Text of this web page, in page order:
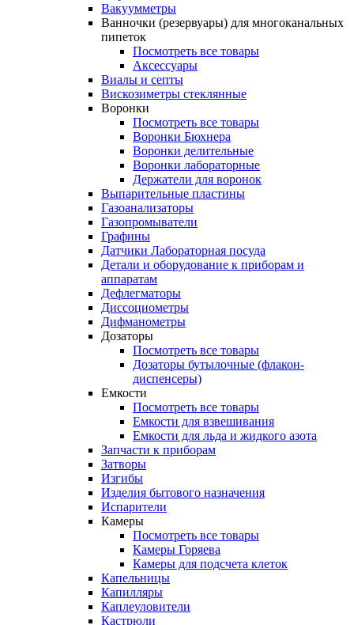
Вакуумметры
Ванночки (резервуары) для многоканальных
пипеток
Посмотреть все товары
Аксессуары
Виалы и септы
Вискозиметры стеклянные
Воронки
Посмотреть все товары
Воронки Бюхнера
Воронки делительные
Воронки лабораторные
Держатели для воронок
Выпарительные пластины
Газоанализаторы
Газопромыватели
Графины
Датчики Лабораторная посуда
Детали и оборудование к приборам и
аппаратам
Дефлегматоры
Диссоциометры
Дифманометры
Дозаторы
Посмотреть все товары
Дозаторы бутылочные (флакон-
диспенсеры)
Емкости
Посмотреть все товары
Емкости для взвешивания
Емкости для льда и жидкого азота
Запчасти к приборам
Затворы
Изгибы
Изделия бытового назначения
Испарители
Камеры
Посмотреть все товары
Камеры Горяева
Камеры для подсчета клеток
Капельницы
Капилляры
Каплеуловители
Кастрюли